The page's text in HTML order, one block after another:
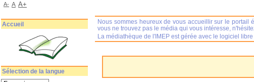
Nous sommes heureux de vous accueillir sur le portail
vous ne trouvez pas le média qui vous intéresse,
La médiathèque de l'IMEP est gérée avec le logiciel libre
A- A A+
Accueil
Sélection de la langue